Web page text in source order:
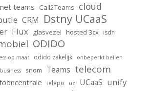
teams Call2Teams cloud
CRM Dstny UCaaS
Flux glasvezel hosted 3cx isdn
ODIDO
op maat odido zakelijk onbeperkt bellen
snom Teams telecom
telepo uc UCaaS unify